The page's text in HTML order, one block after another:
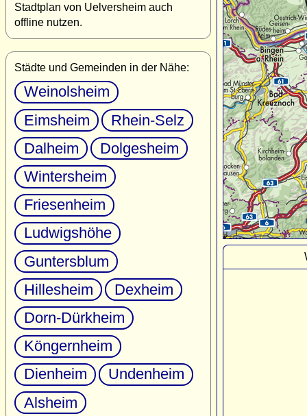
Stadtplan von Uelversheim auch
offline nutzen.
Städte und Gemeinden in der Nähe:
Weinolsheim
Eimsheim
Rhein-Selz
Dalheim
Dolgesheim
Wintersheim
Friesenheim
Ludwigshöhe
Guntersblum
Hillesheim
Dexheim
Dorn-Dürkheim
Köngernheim
Dienheim
Undenheim
Alsheim